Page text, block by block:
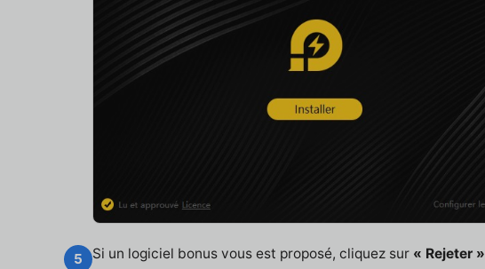
5 Si un logiciel bonus vous est proposé, cliquez sur « Rejeter »